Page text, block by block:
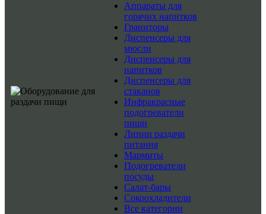
Аппараты для
горячих напитков
Граниторы
Диспенсеры для
мюсли
Диспенсеры для
напитков
Диспенсеры для
стаканов
Инфракрасные
подогреватели
пищи
Линии раздачи
питания
Мармиты
Подогреватели
посуды
Салат-бары
Сокоохладители
Все категории